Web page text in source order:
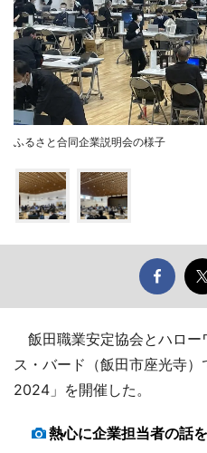
ふるさと合同企業説明会の様子
飯田職業安定協会とハロー
ス・バード（飯田市座光寺
2024」を開催した。
熱心に企業担当者の話